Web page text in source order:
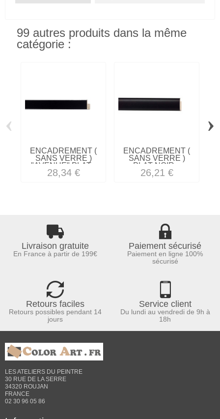
99 autres produits dans la même
catégorie :
ENCADREMENT (
SANS VERRE )
"AVENUE" PLAT...
28,34 €
ENCADREMENT (
SANS VERRE )
PLAT NOIR...
26,21 €
‹ ›
Livraison gratuite
En France à partir de 199€
Paiement sécurisé
Paiement en ligne 100%
sécurisé
Retours faciles
Retours possibles pendant 14
jours
Service client
Du lundi au vendredi de 9h à
18h
LES ATELIERS DU PEINTRE
30 RUE DE LA SERRE
34320 ROUJAN
FRANCE
02 30 96 05 86